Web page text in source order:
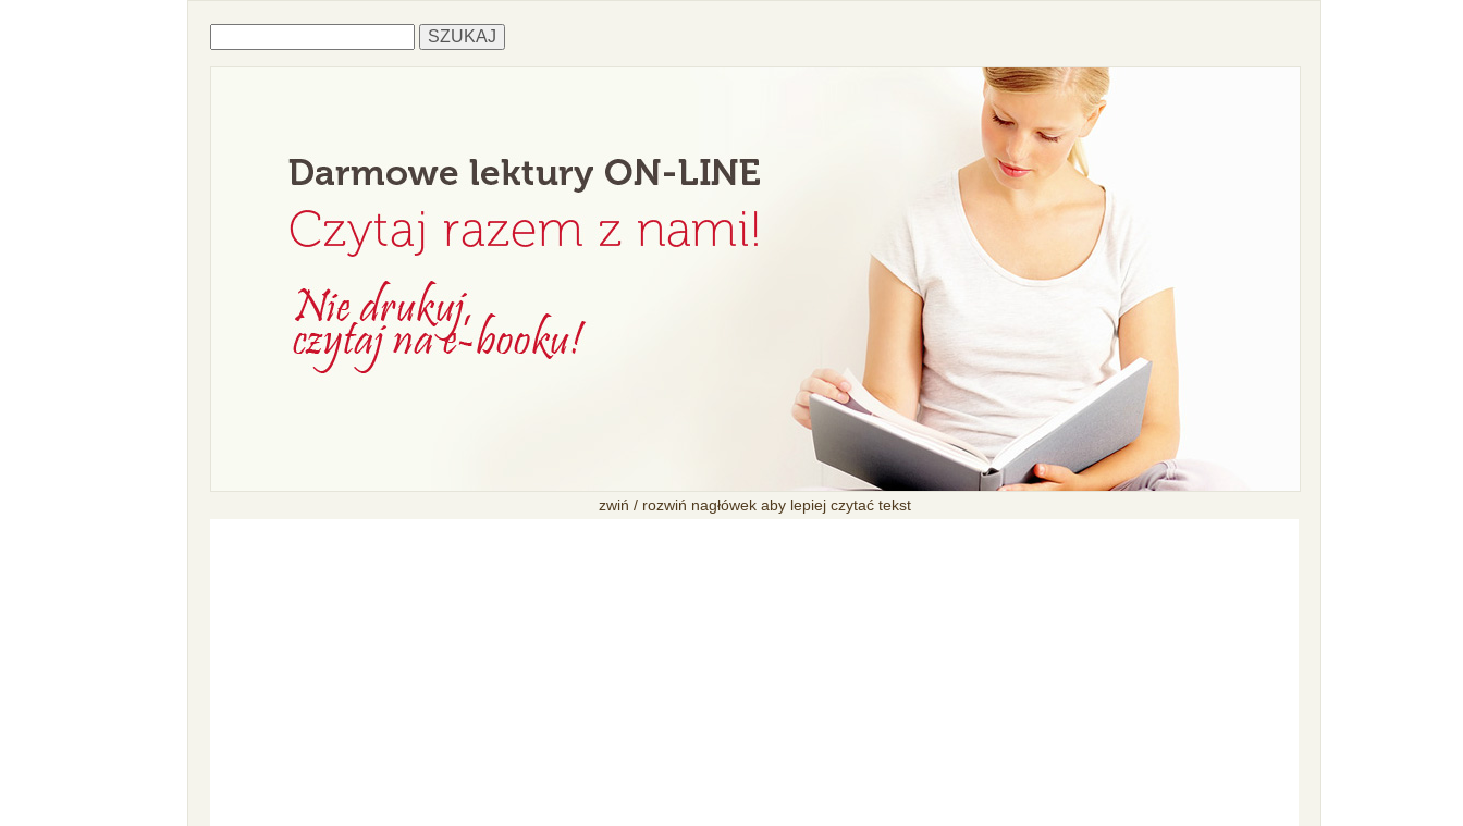
zwiń / rozwiń nagłówek aby lepiej czytać tekst